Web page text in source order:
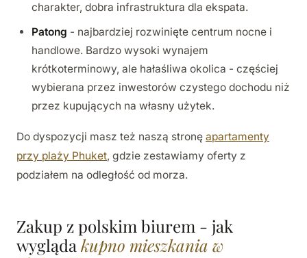
charakter, dobra infrastruktura dla ekspata.
Patong - najbardziej rozwinięte centrum nocne i
handlowe. Bardzo wysoki wynajem
krótkoterminowy, ale hałaśliwa okolica - częściej
wybierana przez inwestorów czystego dochodu niż
przez kupujących na własny użytek.
Do dyspozycji masz też naszą stronę apartamenty
przy plaży Phuket, gdzie zestawiamy oferty z
podziałem na odległość od morza.
Zakup z polskim biurem - jak
wygląda kupno mieszkania w